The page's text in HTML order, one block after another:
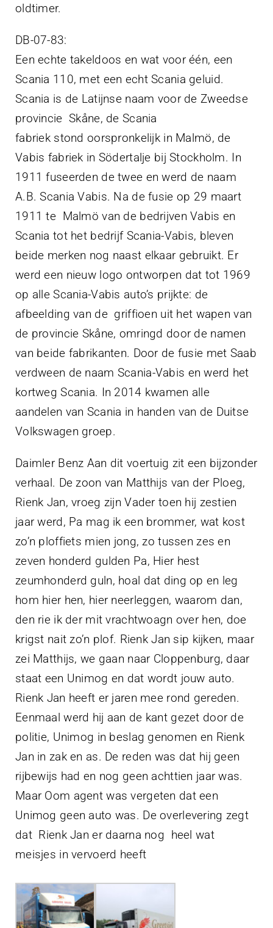
oldtimer.
DB-07-83:
Een echte takeldoos en wat voor één, een
Scania 110, met een echt Scania geluid.
Scania is de Latijnse naam voor de Zweedse
provincie Skåne, de Scania
fabriek stond oorspronkelijk in Malmö, de
Vabis fabriek in Södertalje bij Stockholm. In
1911 fuseerden de twee en werd de naam
A.B. Scania Vabis. Na de fusie op 29 maart
1911 te Malmö van de bedrijven Vabis en
Scania tot het bedrijf Scania-Vabis, bleven
beide merken nog naast elkaar gebruikt. Er
werd een nieuw logo ontworpen dat tot 1969
op alle Scania-Vabis auto’s prijkte: de
afbeelding van de griffioen uit het wapen van
de provincie Skåne, omringd door de namen
van beide fabrikanten. Door de fusie met Saab
verdween de naam Scania-Vabis en werd het
kortweg Scania. In 2014 kwamen alle
aandelen van Scania in handen van de Duitse
Volkswagen groep.
Daimler Benz Aan dit voertuig zit een bijzonder
verhaal. De zoon van Matthijs van der Ploeg,
Rienk Jan, vroeg zijn Vader toen hij zestien
jaar werd, Pa mag ik een brommer, wat kost
zo’n ploffiets mien jong, zo tussen zes en
zeven honderd gulden Pa, Hier hest
zeumhonderd guln, hoal dat ding op en leg
hom hier hen, hier neerleggen, waarom dan,
den rie ik der mit vrachtwoagn over hen, doe
krigst nait zo’n plof. Rienk Jan sip kijken, maar
zei Matthijs, we gaan naar Cloppenburg, daar
staat een Unimog en dat wordt jouw auto.
Rienk Jan heeft er jaren mee rond gereden.
Eenmaal werd hij aan de kant gezet door de
politie, Unimog in beslag genomen en Rienk
Jan in zak en as. De reden was dat hij geen
rijbewijs had en nog geen achttien jaar was.
Maar Oom agent was vergeten dat een
Unimog geen auto was. De overlevering zegt
dat Rienk Jan er daarna nog heel wat
meisjes in vervoerd heeft